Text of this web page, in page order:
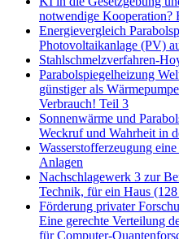
notwendige Kooperation?
Energievergleich
Photovoltaikanlage (PV)
Stahlschmelzverfahren-
Parabolspiegelheizung
günstiger als
Verbrauch! Teil 3
Sonnenwärme und
Weckruf und Wahrheit in
Wasserstofferzeugung
Anlagen
Nachschlagewerk 3 zur
Technik, für ein Haus (128
Förderung privater
Eine gerechte Verteilung
für Computer-